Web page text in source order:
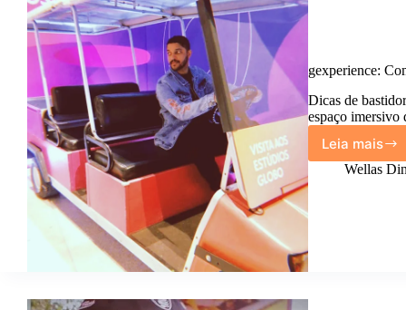
gexperience:
Dicas de
espaço imersivo
Leia mais
Como
Wellas